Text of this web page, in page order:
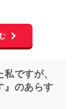
ですが、
』のあらす